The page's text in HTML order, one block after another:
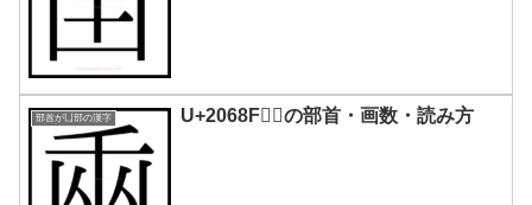
部首が凵部の漢字 U+2068F｜𠚏の部首・画数・読み方